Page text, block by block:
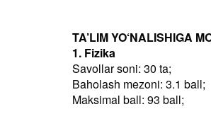
TA’LIM YO‘NALISHIGA
1. Fizika
Savollar soni: 30 ta;
Baholash mezoni: 3.1 ball;
Maksimal ball: 93 ball;